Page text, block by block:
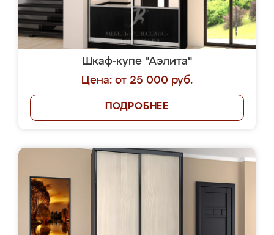
Шкаф-купе "Аэлита"
Цена: от 25 000 руб.
ПОДРОБНЕЕ